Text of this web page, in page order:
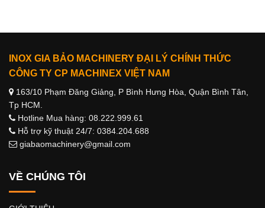
INOX GIA BẢO MACHINERY ĐẠI LÝ CHÍNH THỨC
CÔNG TY CP MACHINEX VIỆT NAM
163/10 Phạm Đăng Giảng, P Bình Hưng Hòa, Quận Bình Tân,
Tp HCM.
Hotline Mua hàng: 08.222.999.61
Hỗ trợ kỹ thuật 24/7: 0384.204.688
giabaomachinery@gmail.com
VỀ CHÚNG TÔI